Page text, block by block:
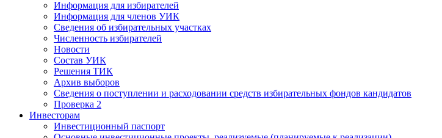
Информация для избирателей
Информация для членов УИК
Сведения об избирательных участках
Численность избирателей
Новости
Состав УИК
Решения ТИК
Архив выборов
Сведения о поступлении и расходовании средств избирательных фондов кандидатов
Проверка 2
Инвесторам
Инвестиционный паспорт